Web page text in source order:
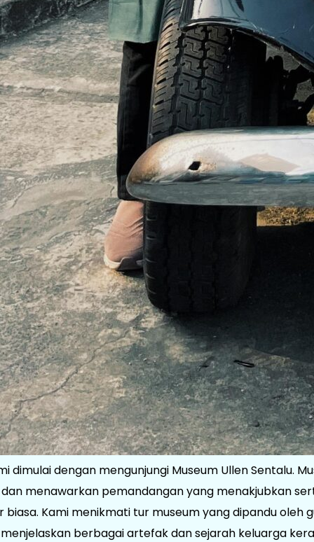
dimulai dengan mengunjungi Museum Ullen Sentalu.
menawarkan pemandangan yang menakjubkan
biasa. Kami menikmati tur museum yang dipandu oleh
berbagai artefak dan sejarah keluarga